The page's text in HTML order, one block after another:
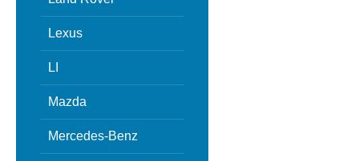
Lexus
LI
Mazda
Mercedes-Benz